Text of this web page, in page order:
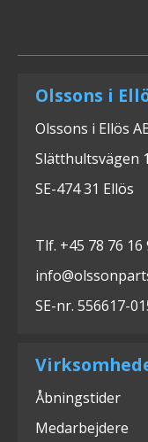
Olssons i
Olssons i Ellös
Slätthultsvägen
SE-474 31 Ellös
Tlf. +45 78 76 16
SE-nr. 556617-
Åbningstider
Medarbejdere